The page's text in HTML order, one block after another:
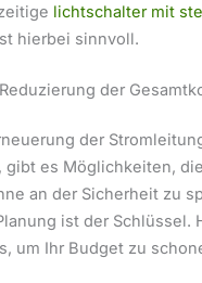
lichtschalter mit
hierbei sinnvoll.
der
der
gibt es Möglichkeiten,
an der Sicherheit zu
ist der Schlüssel.
um Ihr Budget zu